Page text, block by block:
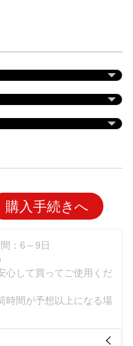
購入手続きへ
：6～9日
心して買ってご使用くだ
時間が予想以上になる場
